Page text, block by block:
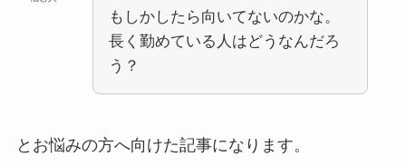
もしかしたら向いてないのかな。
長く勤めている人はどうなんだろ
う？
とお悩みの方へ向けた記事になります。